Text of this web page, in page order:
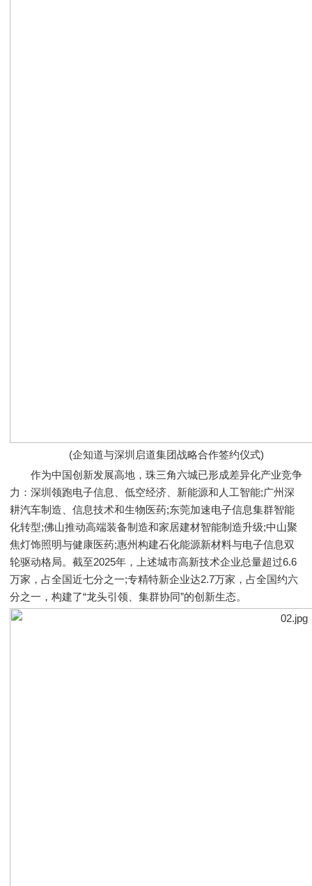
(企知道与深圳启道集团战略合作签约仪式)
作为中国创新发展高地，珠三角六城已形成差异化产业竞争
力：深圳领跑电子信息、低空经济、新能源和人工智能;广州深
耕汽车制造、信息技术和生物医药;东莞加速电子信息集群智能
化转型;佛山推动高端装备制造和家居建材智能制造升级;中山聚
焦灯饰照明与健康医药;惠州构建石化能源新材料与电子信息双
轮驱动格局。截至2025年，上述城市高新技术企业总量超过6.6
万家，占全国近七分之一;专精特新企业达2.7万家，占全国约六
分之一，构建了“龙头引领、集群协同”的创新生态。